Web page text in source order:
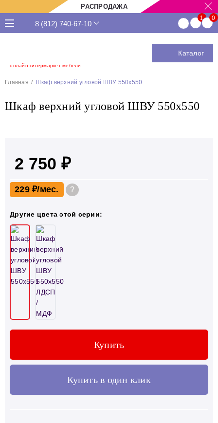
РАСПРОДАЖА
онлайн гипермаркет мебели
8 (812) 740-67-10
Каталог
Главная Шкаф верхний угловой ШВУ 550x550
Шкаф верхний угловой ШВУ 550x550
2 750 ₽
229 ₽ ?
Другие цвета этой серии:
Купить
Купить в один клик